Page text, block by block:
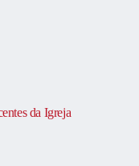
da Igreja